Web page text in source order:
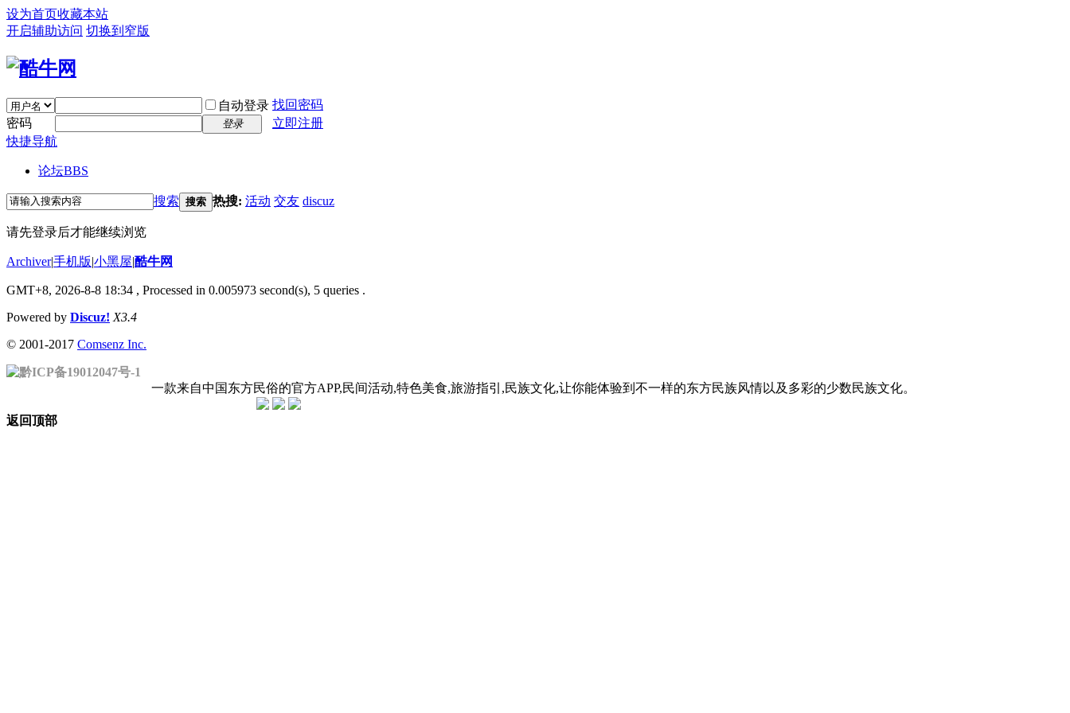
设为首页收藏本站
开启辅助访问 切换到窄版
自动登录 找回密码
密码
登录
立即注册
快捷导航
论坛BBS
搜索 搜索 热搜: 活动 交友 discuz
请先登录后才能继续浏览
Archiver|手机版|小黑屋|酷牛网
GMT+8, 2026-8-8 18:34 , Processed in 0.005973 second(s), 5 queries .
Powered by Discuz! X3.4
© 2001-2017 Comsenz Inc.
黔ICP备19012047号-1
一款来自中国东方民俗的官方APP,民间活动,特色美食,旅游指引,民族文化,让你能体验到不一样的东方民族风情以及多彩的少数民族文化。
返回顶部